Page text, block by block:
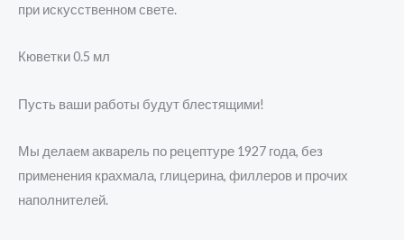
при искусственном свете.
Кюветки 0.5 мл
Пусть ваши работы будут блестящими!
Мы делаем акварель по рецептуре 1927 года, без
применения крахмала, глицерина, филлеров и прочих
наполнителей.